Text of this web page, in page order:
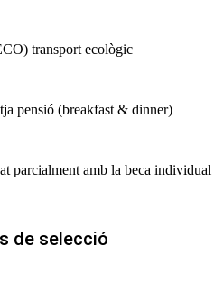
transport ecològic
pensió (breakfast & dinner)
parcialment amb la beca individual
de selecció